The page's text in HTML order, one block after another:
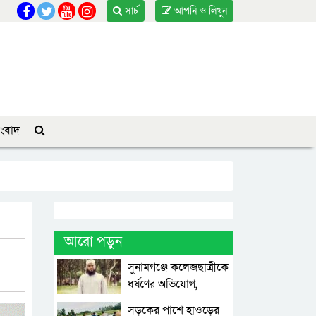
আপনি ও লিখুন
সার্চ
আরো পড়ুন
সুনামগঞ্জে কলেজছাত্রীকে
ধর্ষণের অভিযোগ,
মসজিদের ইমাম গ্রেপ্তার
সড়কের পাশে হাওড়ের